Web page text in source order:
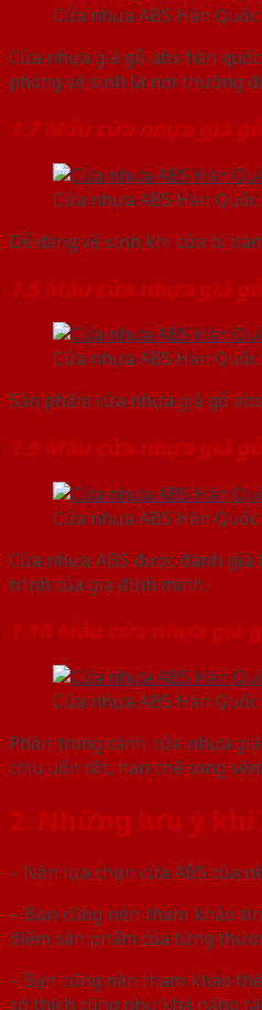
Cửa nhựa ABS Hàn Quốc
Cửa nhựa giả gỗ abs hàn
phòng vệ sinh là nơi thường
1.7 Mẫu cửa nhựa giả
Cửa nhựa ABS Hàn Quốc
Dễ dàng vệ sinh khi cửa bị
1.8 Mẫu cửa nhựa giả
Cửa nhựa ABS Hàn Quốc
Sản phẩm cửa nhựa giả gỗ
1.9 Mẫu cửa nhựa giả
Cửa nhựa ABS Hàn Quốc
Cửa nhựa ABS được đánh
trình của gia đình mình.
1.10 Mẫu cửa nhựa giả
Cửa nhựa ABS Hàn Quốc
Phần trong cánh cửa nhựa
chịu uốn tốt, hạn chế cong
2. Những lưu ý khi
– Nên lựa chọn cửa ABS của
– Bạn cũng nên tham khảo
điểm sản phẩm của từng
– Bạn cũng nên tham khảo
sở thích cũng như khả năng